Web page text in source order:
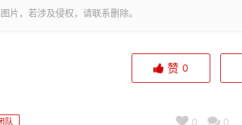
片，若涉及侵权，请联系删除。
赞 0
队 0 0